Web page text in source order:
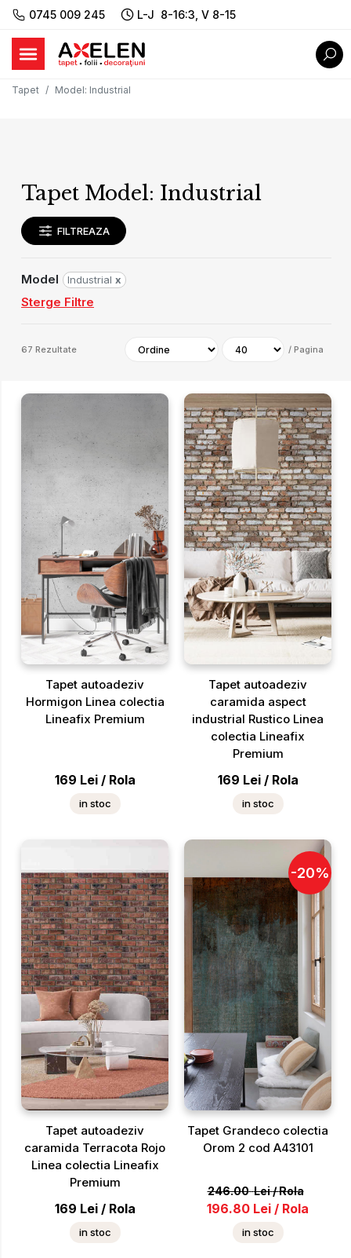
0745 009 245 L-J 8-16:3, V 8-15
Tapet Model: Industrial
Tapet Model: Industrial
FILTREAZA
Model Industrial x
Sterge Filtre
67 Rezultate / Pagina
Tapet autoadeziv
Hormigon Linea colectia
Lineafix Premium
169 Lei / Rola
in stoc
Tapet autoadeziv
caramida aspect
industrial Rustico Linea
colectia Lineafix
Premium
169 Lei / Rola
in stoc
Tapet autoadeziv
caramida Terracota Rojo
Linea colectia Lineafix
Premium
169 Lei / Rola
in stoc
-20%
Tapet Grandeco colectia
Orom 2 cod A43101
246.00 Lei/Rola
196.80 Lei / Rola
in stoc